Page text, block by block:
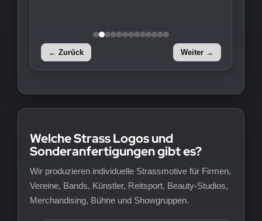
← Zurück Weiter →
Welche Strass Logos und
Sonderanfertigungen gibt es?
Wir produzieren individuelle Strassmotive für Firmen,
Vereine, Bands, Künstler, Reitsport, Beauty-Studios,
Merchandising, Bühne und Showgruppen.